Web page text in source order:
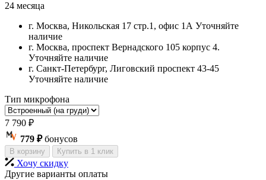
24 месяца
г. Москва, Никольская 17 стр.1, офис 1А Уточняйте
наличие
г. Москва, проспект Вернадского 105 корпус 4.
Уточняйте наличие
г. Санкт-Петербург, Лиговский проспект 43-45
Уточняйте наличие
Тип микрофона
7 790 ₽
779 ₽бонусов
В корзину Купить в 1 клик
Хочу скидку
Другие варианты оплаты